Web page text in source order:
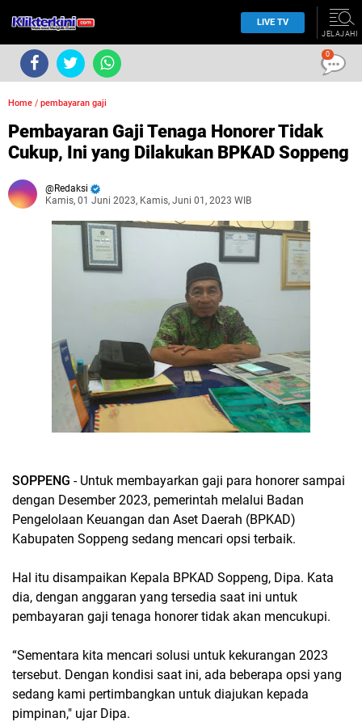
LIVE TV
JELAJAHI
Home / pembayaran gaji
Pembayaran Gaji Tenaga Honorer Tidak
Cukup, Ini yang Dilakukan BPKAD Soppeng
Redaksi
Kamis, 01 Juni 2023, Kamis, Juni 01, 2023 WIB
SOPPENG - Untuk membayarkan gaji para honorer sampai
dengan Desember 2023, pemerintah melalui Badan
Pengelolaan Keuangan dan Aset Daerah (BPKAD)
Kabupaten Soppeng sedang mencari opsi terbaik.
Hal itu disampaikan Kepala BPKAD Soppeng, Dipa. Kata
dia, dengan anggaran yang tersedia saat ini untuk
pembayaran gaji tenaga honorer tidak akan mencukupi.
“Sementara kita mencari solusi untuk kekurangan 2023
tersebut. Dengan kondisi saat ini, ada beberapa opsi yang
sedang kami pertimbangkan untuk diajukan kepada
pimpinan," ujar Dipa.
0